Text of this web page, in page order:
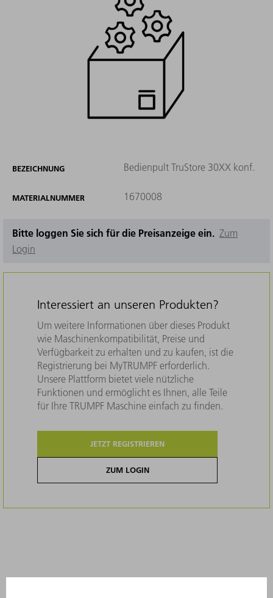
BEZEICHNUNG Bedienpult TruStore 30XX konf.
MATERIALNUMMER 1670008
Bitte loggen Sie sich für die Preisanzeige ein. Zum
Login
Interessiert an unseren Produkten?
Um weitere Informationen über dieses Produkt
wie Maschinenkompatibilität, Preise und
Verfügbarkeit zu erhalten und zu kaufen, ist die
Registrierung bei MyTRUMPF erforderlich.
Unsere Plattform bietet viele nützliche
Funktionen und ermöglicht es Ihnen, alle Teile
für Ihre TRUMPF Maschine einfach zu finden.
JETZT REGISTRIEREN
ZUM LOGIN